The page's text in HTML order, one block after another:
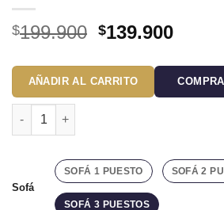
$199.900 El
original
era:
$139.900El
es:
Sofá
SOFÁ 1 PUESTO SOFÁ 2
SOFÁ 3 PUESTOS
Protector de sofá premium vinotinto
AÑADIR AL CARRITO